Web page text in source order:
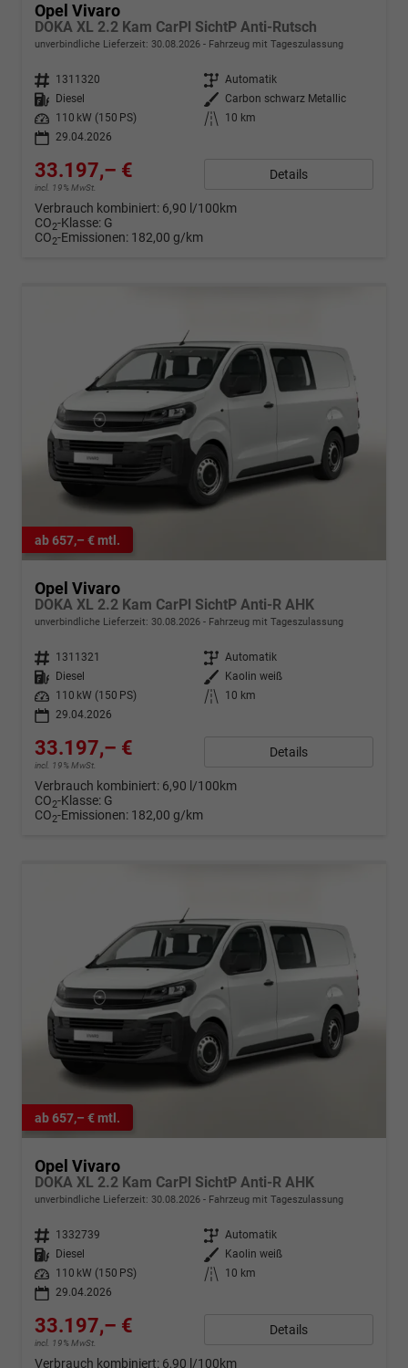
Opel Vivaro
DOKA XL 2.2 Kam CarPl SichtP Anti-Rutsch
unverbindliche Lieferzeit: 30.08.2026 Fahrzeug mit Tageszulassung
Fahrzeugnr. 1311320 Getriebe Automatik
Kraftstoff
Diesel Außenfarbe Carbon schwarz Metallic
Leistung
110 kW (150 PS) Kilometerstand
10 km
29.04.2026
33.197,– €
incl. 19% MwSt.
Details
Verbrauch kombiniert: 6,90 l/100km
CO2-Klasse: G
CO2-Emissionen: 182,00 g/km
ab 657,– € mtl.
Opel Vivaro
DOKA XL 2.2 Kam CarPl SichtP Anti-R AHK
unverbindliche Lieferzeit: 30.08.2026 Fahrzeug mit Tageszulassung
Fahrzeugnr. 1311321 Getriebe Automatik
Kraftstoff
Diesel Außenfarbe
Kaolin weiß
Leistung
110 kW (150 PS) Kilometerstand
10 km
29.04.2026
33.197,– €
incl. 19% MwSt.
Details
Verbrauch kombiniert: 6,90 l/100km
CO2-Klasse: G
CO2-Emissionen: 182,00 g/km
ab 657,– € mtl.
Opel Vivaro
DOKA XL 2.2 Kam CarPl SichtP Anti-R AHK
unverbindliche Lieferzeit: 30.08.2026 Fahrzeug mit Tageszulassung
Fahrzeugnr. 1332739 Getriebe Automatik
Kraftstoff
Diesel Außenfarbe
Kaolin weiß
Leistung
110 kW (150 PS) Kilometerstand
10 km
29.04.2026
33.197,– €
incl. 19% MwSt.
Details
Verbrauch kombiniert: 6,90 l/100km